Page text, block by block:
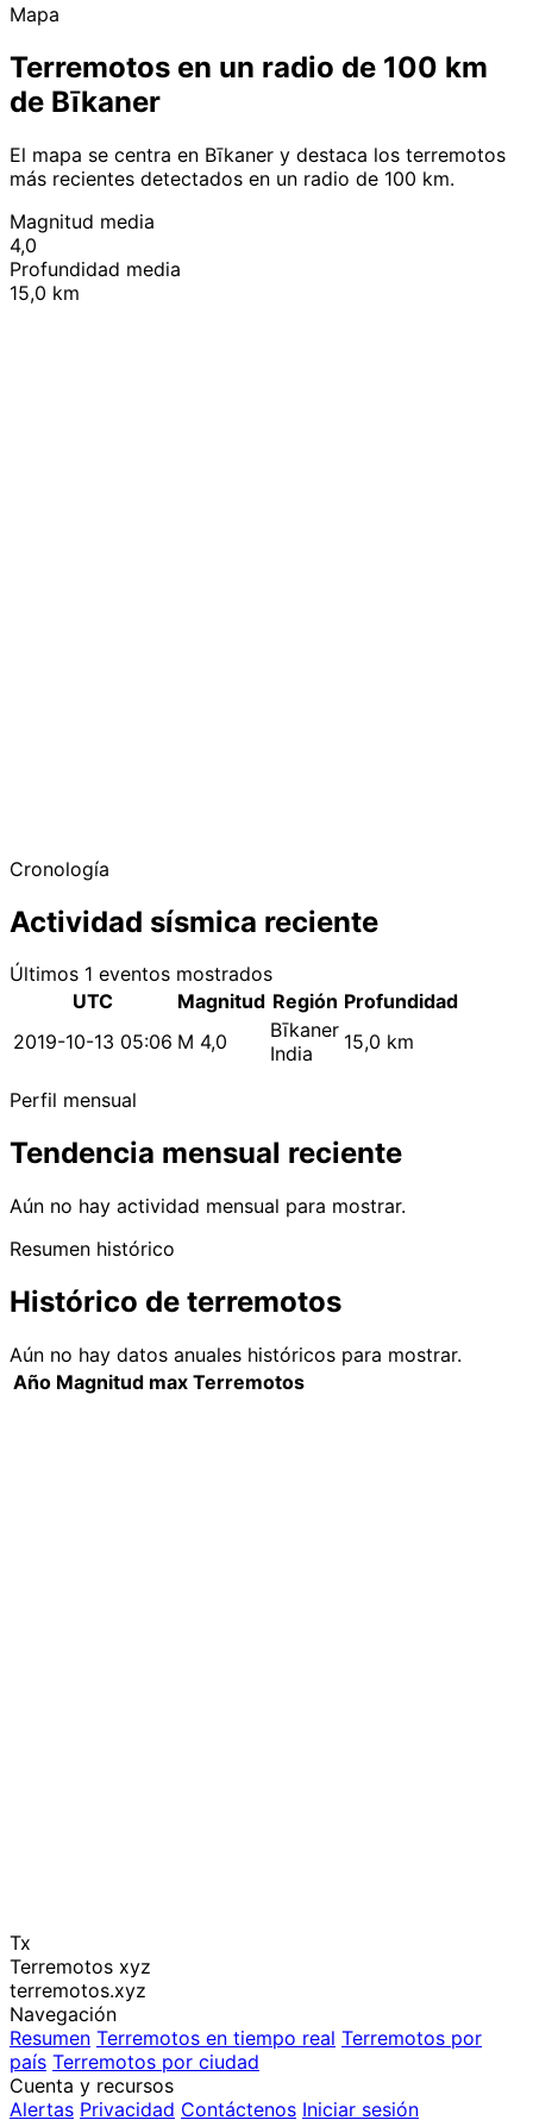
Mapa
Terremotos en un radio de 100 km
de Bīkaner
El mapa se centra en Bīkaner y destaca los terremotos
más recientes detectados en un radio de 100 km.
Magnitud media
4,0
Profundidad media
15,0 km
Cronología
Actividad sísmica reciente
Últimos 1 eventos mostrados
UTC
Magnitud Región Profundidad
2019-10-13 05:06 M 4,0
Bīkaner
India
15,0 km
Perfil mensual
Tendencia mensual reciente
Aún no hay actividad mensual para mostrar.
Resumen histórico
Histórico de terremotos
Aún no hay datos anuales históricos para mostrar.
Año Magnitud max Terremotos
Tx
Terremotos xyz
terremotos.xyz
Navegación
Resumen Terremotos en tiempo real Terremotos por
país Terremotos por ciudad
Cuenta y recursos
Alertas Privacidad Contáctenos Iniciar sesión